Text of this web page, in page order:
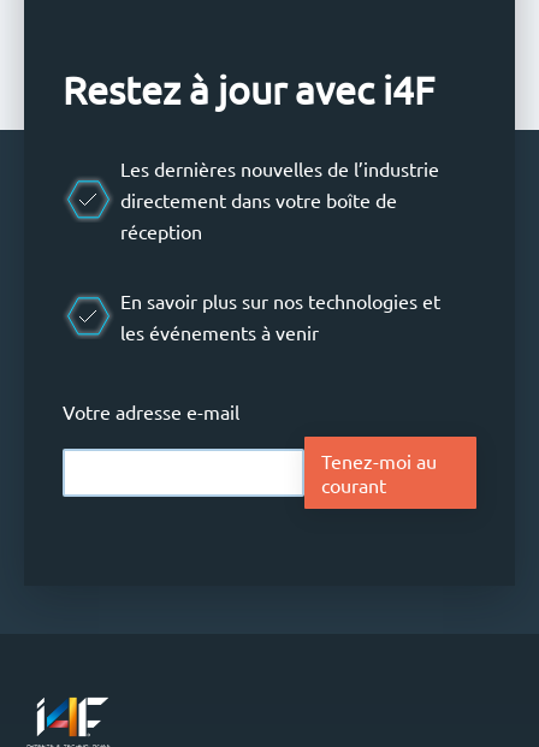
Restez à jour avec i4F
Les dernières nouvelles de l’industrie
directement dans votre boîte de
réception
En savoir plus sur nos technologies et
les événements à venir
Votre adresse e-mail
Tenez-moi au
courant